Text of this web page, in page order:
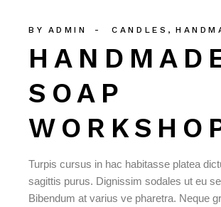
BY ADMIN CANDLES
SOAP
Turpis cursus in hac habitasse platea
sagittis purus. Dignissim sodales ut eu
Bibendum at varius ve pharetra. Neque